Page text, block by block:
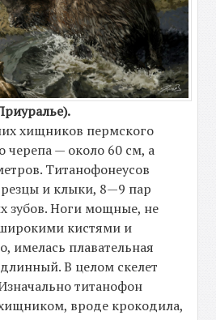
хищников пермского
черепа — около 60 см, а
Титанофонеусов
и клыки, 8—9 пар
зубов. Ноги мощные, не
кистями и
имелась плавательная
В целом скелет
титанофон
вроде крокодила,